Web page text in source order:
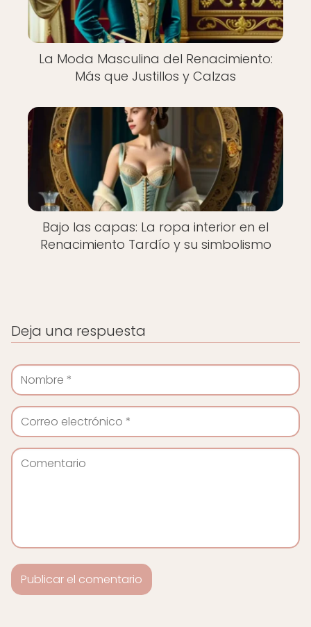
La Moda Masculina del Renacimiento:
Más que Justillos y Calzas
Bajo las capas: La ropa interior en el
Renacimiento Tardío y su simbolismo
Deja una respuesta